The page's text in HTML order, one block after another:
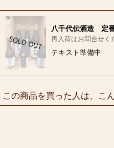
八千代伝酒造 定
再入荷はお問合せく
テキスト準備中
この商品を買った人は、こ